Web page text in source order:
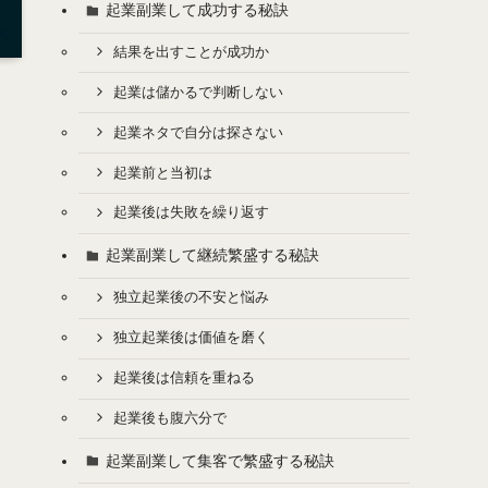
起業副業して成功する秘訣
結果を出すことが成功か
起業は儲かるで判断しない
起業ネタで自分は探さない
起業前と当初は
起業後は失敗を繰り返す
起業副業して継続繁盛する秘訣
独立起業後の不安と悩み
独立起業後は価値を磨く
起業後は信頼を重ねる
起業後も腹六分で
起業副業して集客で繁盛する秘訣